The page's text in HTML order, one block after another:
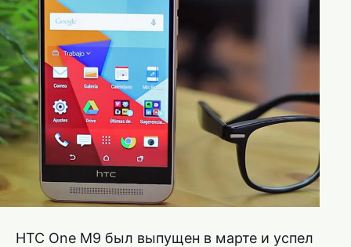
HTC One M9 был выпущен в марте и успел